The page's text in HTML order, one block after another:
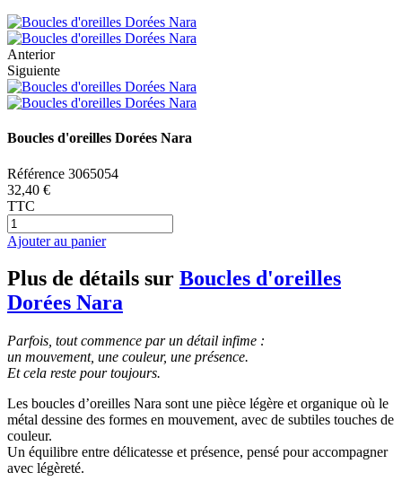
Anterior
Siguiente
Boucles d'oreilles Dorées Nara
Référence 3065054
32,40 €
TTC
Ajouter au panier
Plus de détails sur Boucles d'oreilles
Dorées Nara
Parfois, tout commence par un détail infime :
un mouvement, une couleur, une présence.
Et cela reste pour toujours.
Les boucles d’oreilles Nara sont une pièce légère et organique où le
métal dessine des formes en mouvement, avec de subtiles touches de
couleur.
Un équilibre entre délicatesse et présence, pensé pour accompagner
avec légèreté.